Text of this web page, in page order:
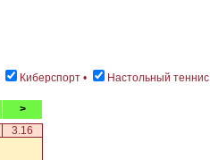
Киберспорт • Настольный теннис
>
3.16